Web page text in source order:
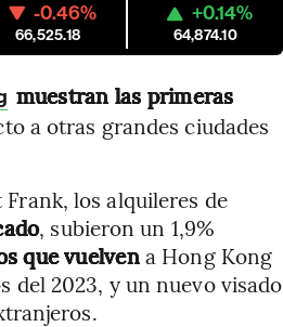
-0.46%
66,525.18
+0.14%
64,874.10
muestran las primeras
a otras grandes ciudades
los alquileres de
, subieron un 1,9%
que vuelvena Hong Kong
del 2023, y un nuevo visado